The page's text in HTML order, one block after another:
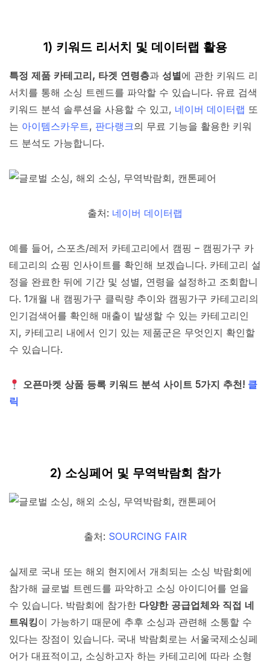
1) 키워드 리서치 및 데이터랩 활용
특정 제품 카테고리, 타겟 연령층과 성별에 관한 키워드 리
서치를 통해 소싱 트렌드를 파악할 수 있습니다. 유료 검색
키워드 분석 솔루션을 사용할 수 있고, 네이버 데이터랩 또
는 아이템스카우트, 판다랭크의 무료 기능을 활용한 키워
드 분석도 가능합니다.
출처: 네이버 데이터랩
예를 들어, 스포츠/레저 카테고리에서 캠핑 – 캠핑가구 카
테고리의 쇼핑 인사이트를 확인해 보겠습니다. 카테고리 설
정을 완료한 뒤에 기간 및 성별, 연령을 설정하고 조회합니
다. 1개월 내 캠핑가구 클릭량 추이와 캠핑가구 카테고리의
인기검색어를 확인해 매출이 발생할 수 있는 카테고리인
지, 카테고리 내에서 인기 있는 제품군은 무엇인지 확인할
수 있습니다.
오픈마켓 상품 등록 키워드 분석 사이트 5가지 추천! 클
릭
2) 소싱페어 및 무역박람회 참가
출처: SOURCING FAIR
실제로 국내 또는 해외 현지에서 개최되는 소싱 박람회에
참가해 글로벌 트렌드를 파악하고 소싱 아이디어를 얻을
수 있습니다. 박람회에 참가한 다양한 공급업체와 직접 네
트워킹이 가능하기 때문에 추후 소싱과 관련해 소통할 수
있다는 장점이 있습니다. 국내 박람회로는 서울국제소싱페
어가 대표적이고, 소싱하고자 하는 카테고리에 따라 소형